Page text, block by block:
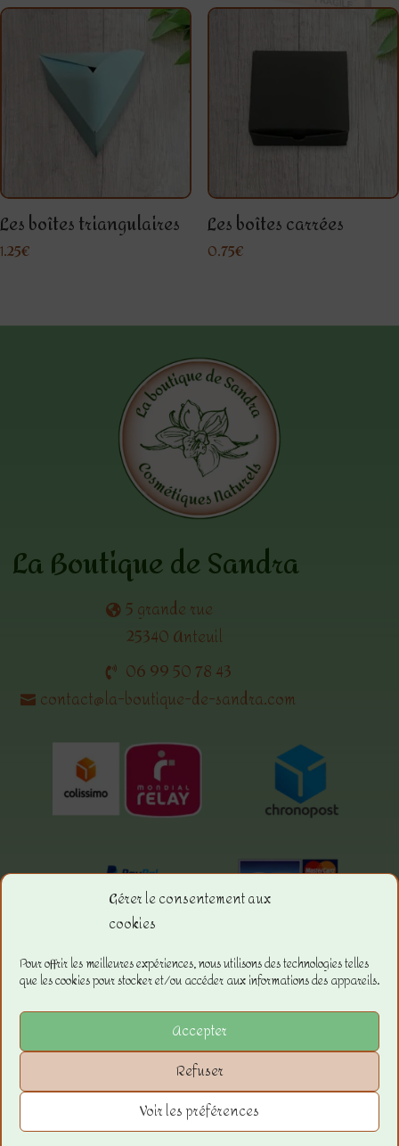
Gérer le consentement aux
cookies
Pour offrir les meilleures expériences, nous utilisons des technologies telles
que les cookies pour stocker et/ou accéder aux informations des appareils.
Accepter
Refuser
Voir les préférences
Les boîtes triangulaires
1.25€
Les boîtes carrées
0.75€
La Boutique de Sandra
5 grande rue
25340 Anteuil
06 99 50 78 43
contact@la-boutique-de-sandra.com
Menu.
La boutique
Les Conditions Générales de ventes
Les Mentions Légales
Copyright © 2023 –La Boutique de